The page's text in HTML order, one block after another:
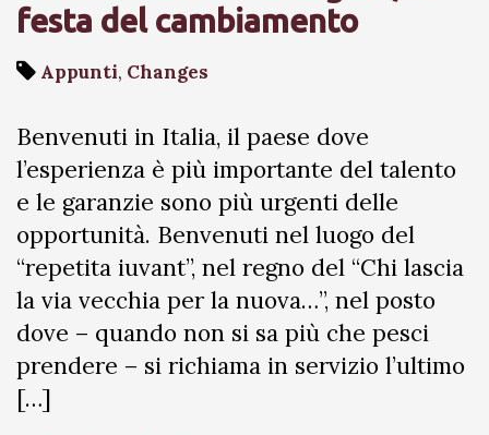
festa del cambiamento
Appunti, Changes
Benvenuti in Italia, il paese dove
l’esperienza è più importante del talento
e le garanzie sono più urgenti delle
opportunità. Benvenuti nel luogo del
“repetita iuvant”, nel regno del “Chi lascia
la via vecchia per la nuova…”, nel posto
dove – quando non si sa più che pesci
prendere – si richiama in servizio l’ultimo
[…]